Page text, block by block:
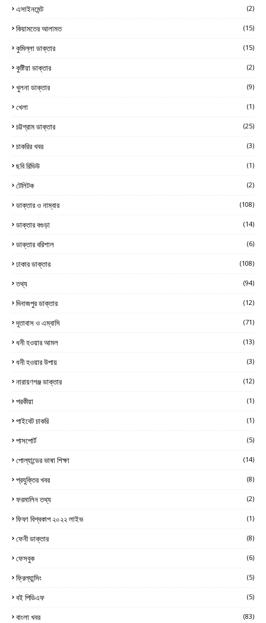
এসাইনমেন্ট (2)
কিয়ামতের আলামত (15)
কুমিল্লা ডাক্তার (15)
কুষ্টিয়া ডাক্তার (2)
খুলনা ডাক্তার (9)
খেলা (1)
চট্টগ্রাম ডাক্তার (25)
চাকরির খবর (3)
ছবি রিভিউ (1)
টেলিটক (2)
ডাক্তার ও নাম্বার (108)
ডাক্তার বগুড়া (14)
ডাক্তার বরিশাল (6)
ঢাকার ডাক্তার (108)
তথ্য (94)
দিনাজপুর ডাক্তার (12)
দূতাবাস ও এম্বাসি (71)
ধনী হওয়ার আমল (13)
ধনী হওয়ার উপায় (3)
নারায়ণগঞ্জ ডাক্তার (12)
পরকীয়া (1)
পাইবেট চাকরি (1)
পাসপোর্ট (5)
পোল্যান্ডের ভাষা শিক্ষা (14)
প্রযুক্তির খবর (8)
ফরমালিন তথ্য (2)
ফিফা বিশ্বকাপ ২০২২ লাইভ (1)
ফেনী ডাক্তার (8)
ফেসবুক (6)
ফ্রিল্যান্সিং (5)
বই পিডিএফ (5)
বাংলা খবর (83)